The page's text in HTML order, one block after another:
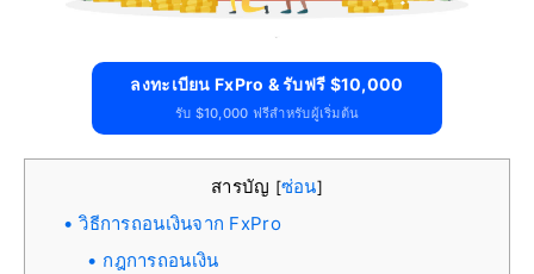
ลงทะเบียน FxPro & รับฟรี $10,000
รับ $10,000 ฟรีสำหรับผู้เริ่มต้น
สารบัญ [ซ่อน]
วิธีการถอนเงินจาก FxPro
กฎการถอนเงิน